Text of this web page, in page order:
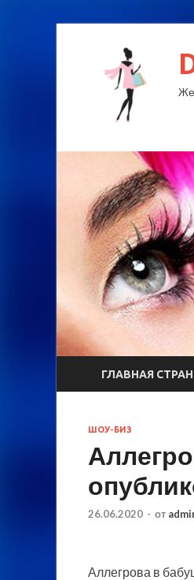
ГЛАВНАЯ
ШОУ-БИЗ
26.06.2020 - от
Аллегрова в